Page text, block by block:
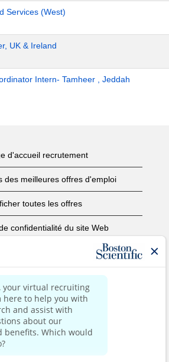
Services (West)
UK & Ireland
Intern- Tamheer , Jeddah
d'accueil recrutement
des meilleures offres d'emploi
toutes les offres
confidentialité du site Web
de droits d’auteur
Nous contacter
du site de l'entreprise